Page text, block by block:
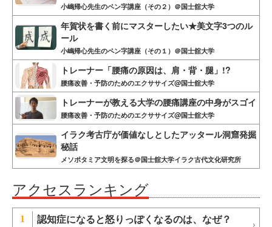
小嶋帰心先生のペン字講座（その２）＠国士舘大学
年賀状を書く前にマスターしたい★美文字3つのル
ール
小嶋帰心先生のペン字講座（その１）＠国士舘大学
トレーナー「腰痛の原因は、肩・背・腿」!?
腰痛改善・予防のためのエクササイズ@国士舘大学
トレーナーが教える大学の腰痛講座の中身がスゴイ
腰痛改善・予防のためのエクササイズ@国士舘大学
イラク考古庁が価値なしとしたアッタール洞窟発掘
秘話
メソポタミア文明を探る＠国士舘大学イラク古代文化研究所
アクセスランキング
1 認知症になると怒りっぽくなるのは、なぜ？